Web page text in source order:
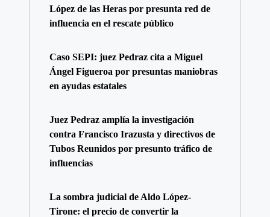
López de las Heras por presunta red de
influencia en el rescate público
Caso SEPI: juez Pedraz cita a Miguel
Ángel Figueroa por presuntas maniobras
en ayudas estatales
Juez Pedraz amplía la investigación
contra Francisco Irazusta y directivos de
Tubos Reunidos por presunto tráfico de
influencias
La sombra judicial de Aldo López-
Tirone: el precio de convertir la